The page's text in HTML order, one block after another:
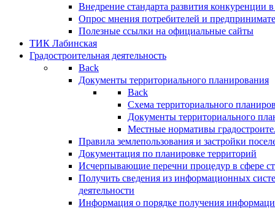
Внедрение стандарта развития конкуренции
Опрос мнения потребителей и
Полезные ссылки на официальные сайты
ТИК Лабинская
Градостроительная деятельность
Back
Документы территориального планирования
Back
Схема территориального
Документы территориального
Местные нормативы
Правила землепользования и застройки
Документация по планировке территорий
Исчерпывающие перечни процедур в сфере
Получить сведения из информационных
деятельности
Информация о порядке получения